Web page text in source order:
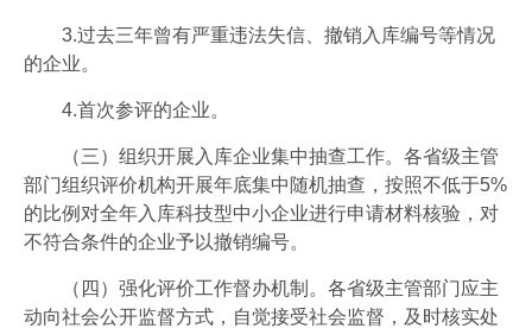
3.过去三年曾有严重违法失信、撤销入库编号等情况
的企业。
4.首次参评的企业。
（三）组织开展入库企业集中抽查工作。各省级主管
部门组织评价机构开展年底集中随机抽查，按照不低于5%
的比例对全年入库科技型中小企业进行申请材料核验，对
不符合条件的企业予以撤销编号。
（四）强化评价工作督办机制。各省级主管部门应主
动向社会公开监督方式，自觉接受社会监督，及时核实处